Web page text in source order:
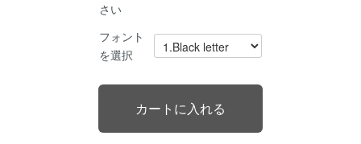
さい
フォント
を選択